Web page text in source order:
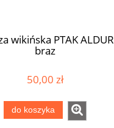
wikińska PTAK ALDUR
brąz
50,00 zł
do koszyka